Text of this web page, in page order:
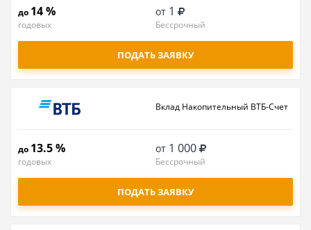
до 14 %
годовых
от 1
Бессрочный
ПОДАТЬ ЗАЯВКУ
Вклад Накопительный ВТБ-Счет
до 13.5 %
годовых
от 1 000
Бессрочный
ПОДАТЬ ЗАЯВКУ